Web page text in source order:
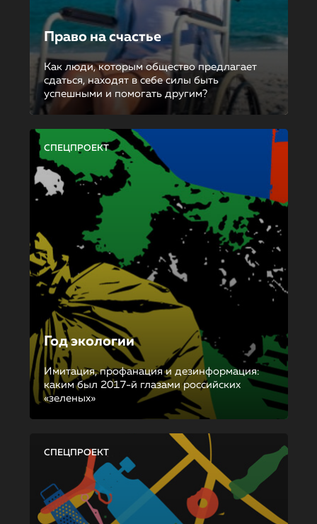
Право на счастье
Как люди, которым общество предлагает
сдаться, находят в себе силы быть
успешными и помогать другим?
СПЕЦПРОЕКТ
Год экологии
Имитация, профанация и дезинформация:
каким был 2017-й глазами российских
«зеленых»
СПЕЦПРОЕКТ